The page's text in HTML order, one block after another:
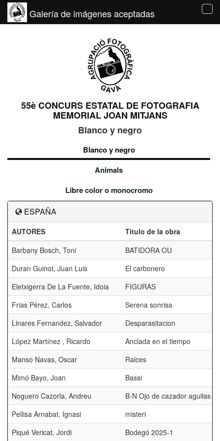
Galería de imágenes aceptadas
55è CONCURS ESTATAL DE FOTOGRAFIA
MEMORIAL JOAN MITJANS
Blanco y negro
Blanco y negro
Animals
Libre color o monocromo
ESPAÑA
AUTORES
Título de la obra
Barbany Bosch, Toni
BATIDORA OU
Duran Guinot, Juan Luis
El carbonero
Eletxigerra De La Fuente, Idoia
FIGURAS
Frias Pérez, Carlos
Serena sonrisa
Linares Fernandez, Salvador
Desparasitacion
López Martínez , Ricardo
Anclada en el tiempo
Manso Navas, Oscar
Raices
Mimó Bayo, Joan
Bassi
Noguero Cazorla, Andreu
B-N Ojo de cazador aguilas
Pellisa Arnabat, Ignasi
misteri
Piqué Vericat, Jordi
Bodegó 2025-1